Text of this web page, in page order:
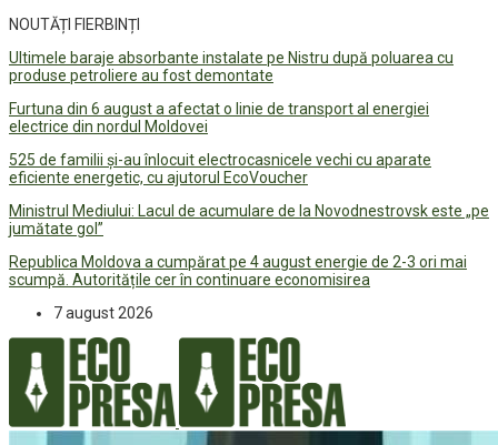
NOUTĂȚI FIERBINȚI
Ultimele baraje absorbante instalate pe Nistru după poluarea cu
produse petroliere au fost demontate
Furtuna din 6 august a afectat o linie de transport al energiei
electrice din nordul Moldovei
525 de familii și-au înlocuit electrocasnicele vechi cu aparate
eficiente energetic, cu ajutorul EcoVoucher
Ministrul Mediului: Lacul de acumulare de la Novodnestrovsk este „pe
jumătate gol”
Republica Moldova a cumpărat pe 4 august energie de 2-3 ori mai
scumpă. Autoritățile cer în continuare economisirea
7 august 2026